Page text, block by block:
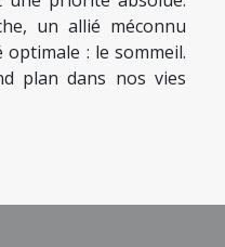
un allié méconnu
: le sommeil.
plan dans nos vies